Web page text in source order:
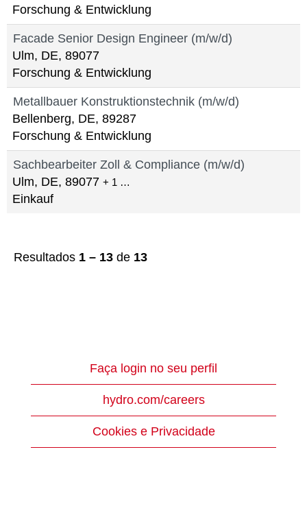
Forschung & Entwicklung
Facade Senior Design Engineer (m/w/d)
Ulm, DE, 89077
Forschung & Entwicklung
Metallbauer Konstruktionstechnik (m/w/d)
Bellenberg, DE, 89287
Forschung & Entwicklung
Sachbearbeiter Zoll & Compliance (m/w/d)
Ulm, DE, 89077 + 1 …
Einkauf
Resultados 1 – 13 de 13
Faça login no seu perfil
hydro.com/careers
Cookies e Privacidade